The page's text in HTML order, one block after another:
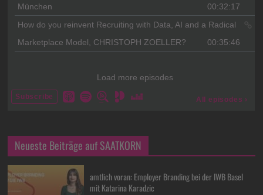
Neueste Beiträge auf SAATKORN
amtlich voran: Employer Branding bei der IWB Basel
mit Katarina Karadzic